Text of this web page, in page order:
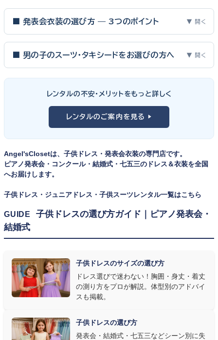
■ 発表会衣装の選び方 — 3つのポイント ▼ 開く
って特別な一日。元ピアノ教師としての経験から、衣装選びで大切
① サイズは"ジャストフィット"を選ぶ
舞台上で最も美しく見えるのは、お子様の体にきちんと合ったサ
イズのドレス・スーツです。「大きめを買って長く着せたい」という
何よりお子様を輝かせます。レンタルなら、その時のジャストサイ
ズを遠慮なく選べるのが最大のメリット。胸囲・身丈の正しい測り
② 舞台で映える色・楽器に合うデザインを選ぶ
発表会の舞台は照明が強く、客席からは意外と色味が飛んで見え
ます。ネイビー・ブラック・深みのあるジュエルカラーはホールの照
す。またピアノ演奏なら落ち着いたシックなトーン、バイオリンやソ
ロ演奏なら華やかで視線を集めるデザイン、合唱やアンサンブル
なら衣装同士が調和するクラシカルな色合い、と演目に合わせた
③ 演奏の動きを妨げない設計か確認する
■ 男の子のスーツ・タキシードをお選びの方へ ▼ 開く
向け、スリーピーススーツやベストスタイルは合唱・アンサンブル向
ツ・タキシード一覧
レンタルの不安・メリットをもっと詳しく
レンタルのご案内を見る ▶
Angel'sClosetは、子供ドレス・発表会衣装の専門店です。
ピアノ発表会・コンクール・結婚式・七五三のドレス＆衣装を全国
へお届けします。
子供ドレス・ジュニアドレス・子供スーツレンタル一覧はこちら
GUIDE
子供ドレスの選び方ガイド｜ピアノ発表会・
結婚式
子供ドレスのサイズの選び方
ドレス選びで迷わない！胸囲・身丈・着丈
の測り方をプロが解説。体型別のアドバイ
スも掲載。
子供ドレスの選び方
発表会・結婚式・七五三などシーン別に失